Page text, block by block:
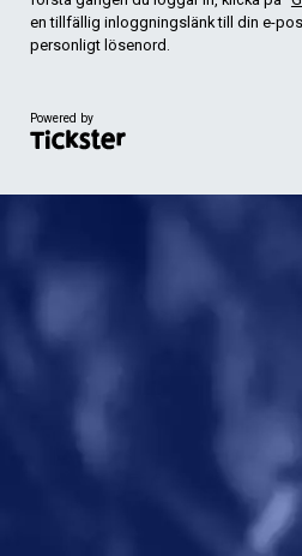
en tillfällig inloggningslänk till din e-
personligt lösenord.
Powered by